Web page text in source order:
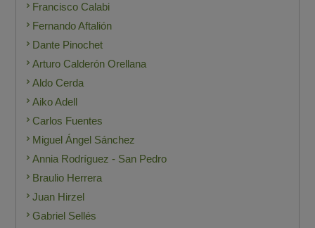
Francisco Calabi
Fernando Aftalión
Dante Pinochet
Arturo Calderón Orellana
Aldo Cerda
Aiko Adell
Carlos Fuentes
Miguel Ángel Sánchez
Annia Rodríguez - San Pedro
Braulio Herrera
Juan Hirzel
Gabriel Sellés